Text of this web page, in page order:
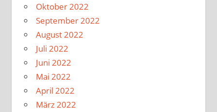
Oktober 2022
September 2022
August 2022
Juli 2022
Juni 2022
Mai 2022
April 2022
März 2022